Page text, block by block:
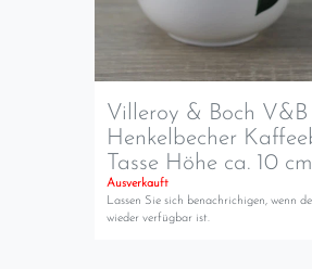
Villeroy & Boch V&B
Henkelbecher
Tasse Höhe ca. 10 cm
Ausverkauft
Lassen Sie sich benachrichigen, wenn
wieder verfügbar ist.